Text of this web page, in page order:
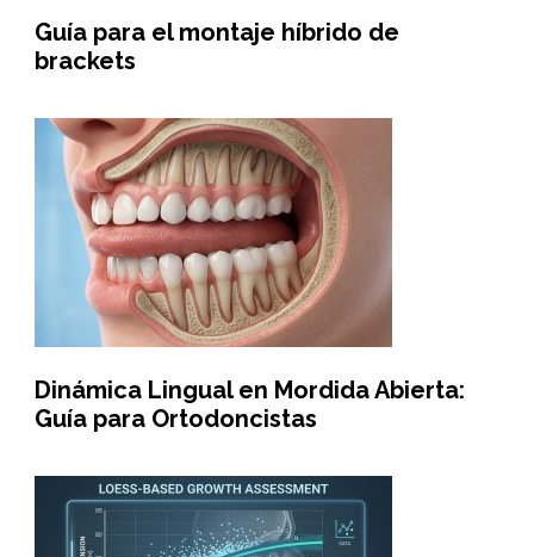
Guía para el montaje híbrido de
brackets
Dinámica Lingual en Mordida Abierta:
Guía para Ortodoncistas